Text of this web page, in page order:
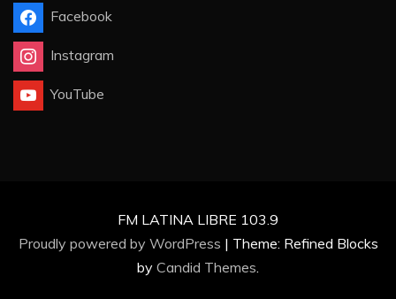
Facebook
Instagram
YouTube
FM LATINA LIBRE 103.9
Proudly powered by WordPress | Theme: Refined Blocks
by Candid Themes.